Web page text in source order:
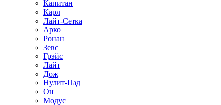
Капитан
Карл
Лайт-Сетка
Арко
Ронан
Зевс
Грэйс
Лайт
Дож
Нулит-Пад
Он
Модус